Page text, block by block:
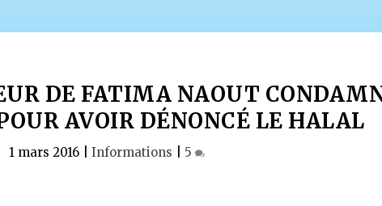
DE FATIMA NAOUT
AVOIR DÉNONCÉ LE HALAL
1 mars 2016| Informations 5